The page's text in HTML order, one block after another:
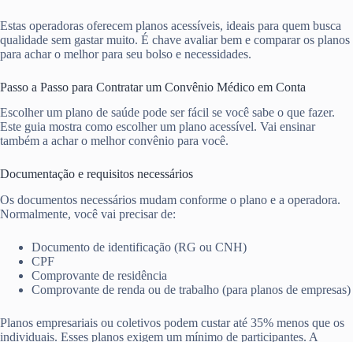
Estas operadoras oferecem planos acessíveis, ideais para quem busca
qualidade sem gastar muito. É chave avaliar bem e comparar os planos
para achar o melhor para seu bolso e necessidades.
Passo a Passo para Contratar um Convênio Médico em Conta
Escolher um plano de saúde pode ser fácil se você sabe o que fazer.
Este guia mostra como escolher um plano acessível. Vai ensinar
também a achar o melhor convênio para você.
Documentação e requisitos necessários
Os documentos necessários mudam conforme o plano e a operadora.
Normalmente, você vai precisar de:
Documento de identificação (RG ou CNH)
CPF
Comprovante de residência
Comprovante de renda ou de trabalho (para planos de empresas)
Planos empresariais ou coletivos podem custar até 35% menos que os
individuais. Esses planos exigem um mínimo de participantes. A